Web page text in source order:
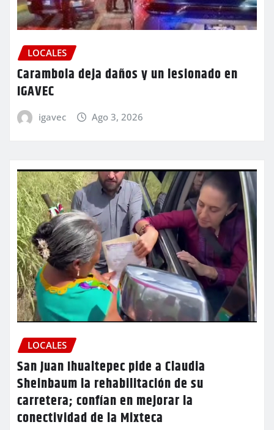
LOCALES
Carambola deja daños y un lesionado en
IGAVEC
igavec Ago 3, 2026
LOCALES
San Juan Ihualtepec pide a Claudia
Sheinbaum la rehabilitación de su
carretera; confían en mejorar la
conectividad de la Mixteca